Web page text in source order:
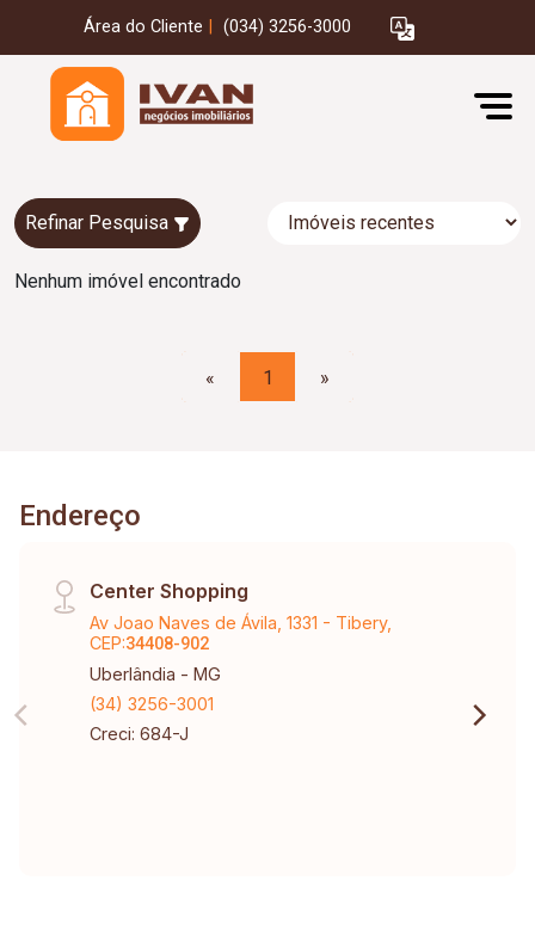
Área do Cliente (034) 3256-3000
Refinar Pesquisa
Nenhum imóvel encontrado
« 1 »
Endereço
Center Shopping
Av Joao Naves de Ávila, 1331 - Tibery,
CEP:34408-902
Uberlândia - MG
(34) 3256-3001
Creci: 684-J